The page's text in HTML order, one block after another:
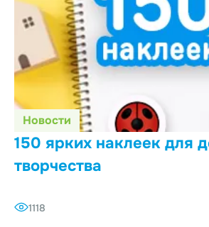
Новости
150 ярких наклеек для
творчества
1118